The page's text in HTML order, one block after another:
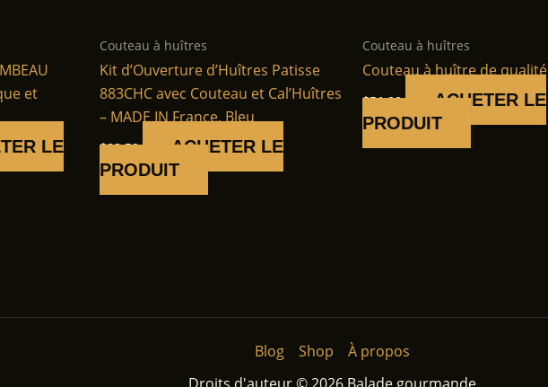
et
LE
Couteau à huîtres
Kit d’Ouverture d’Huîtres Patisse
883CHC avec Couteau et Cal’Huîtres
– MADE IN France, Bleu
$22.50
ACHETER LE
PRODUIT
Couteau à huîtres
Couteau à huître de qualité
$51.00
ACHETER LE
PRODUIT
Blog Shop
À propos